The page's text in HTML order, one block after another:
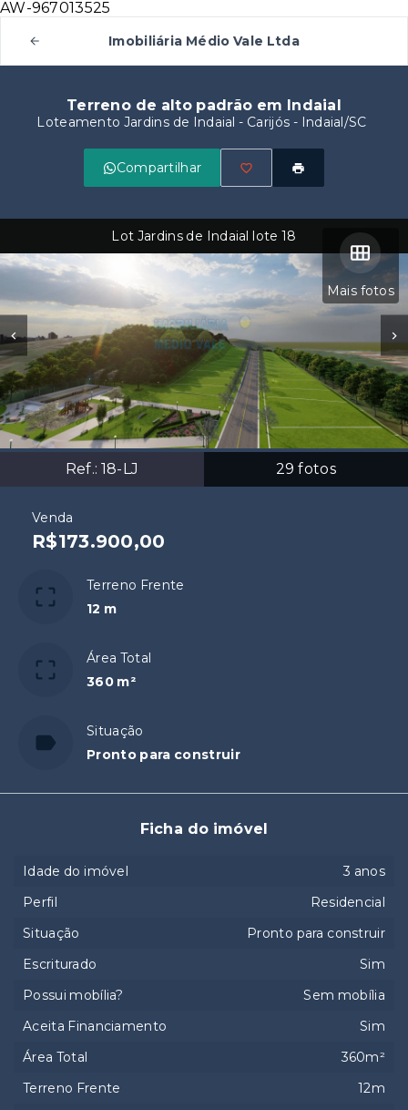
AW-967013525
Imobiliária Médio Vale Ltda
Terreno de alto padrão em Indaial
Loteamento Jardins de Indaial - Carijós - Indaial/SC
Compartilhar
Mais fotos
Ref.: 18-LJ 29 fotos
Lot Jardins de Indaial lote 18
Venda
R$173.900,00
Terreno Frente
12 m
Área Total
360 m²
Situação
Pronto para construir
Ficha do imóvel
Idade do imóvel
3 anos
Perfil
Residencial
Situação
Pronto para construir
Escriturado
Sim
Possui mobília?
Sem mobília
Aceita Financiamento
Sim
Área Total
360m²
Terreno Frente
12m